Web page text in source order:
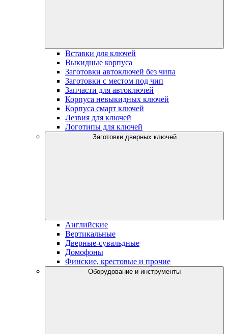
Вставки для ключей
Выкидные корпуса
Заготовки автоключей без чипа
Заготовки с местом под чип
Запчасти для автоключей
Корпуса невыкидных ключей
Корпуса смарт ключей
Лезвия для ключей
Логотипы для ключей
Заготовки дверных ключей
Английские
Вертикальные
Дверные-сувальдные
Домофоны
Финские, крестовые и прочие
Оборудование и инструменты